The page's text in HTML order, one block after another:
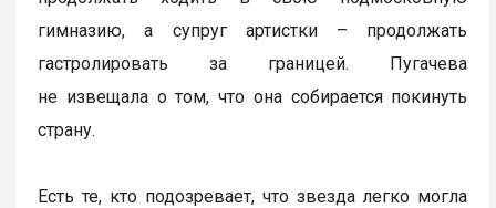
гимназию, а супруг артистки – продолжать
гастролировать за границей. Пугачева
не извещала о том, что она собирается покинуть
страну.
Есть те, кто подозревает, что звезда легко могла